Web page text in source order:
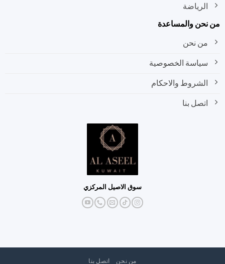
الرياضة
من نحن والمساعدة
من نحن
سياسة الخصوصية
الشروط والاحكام
اتصل بنا
سوق الاصيل المركزي
من نحن اتصل بنا